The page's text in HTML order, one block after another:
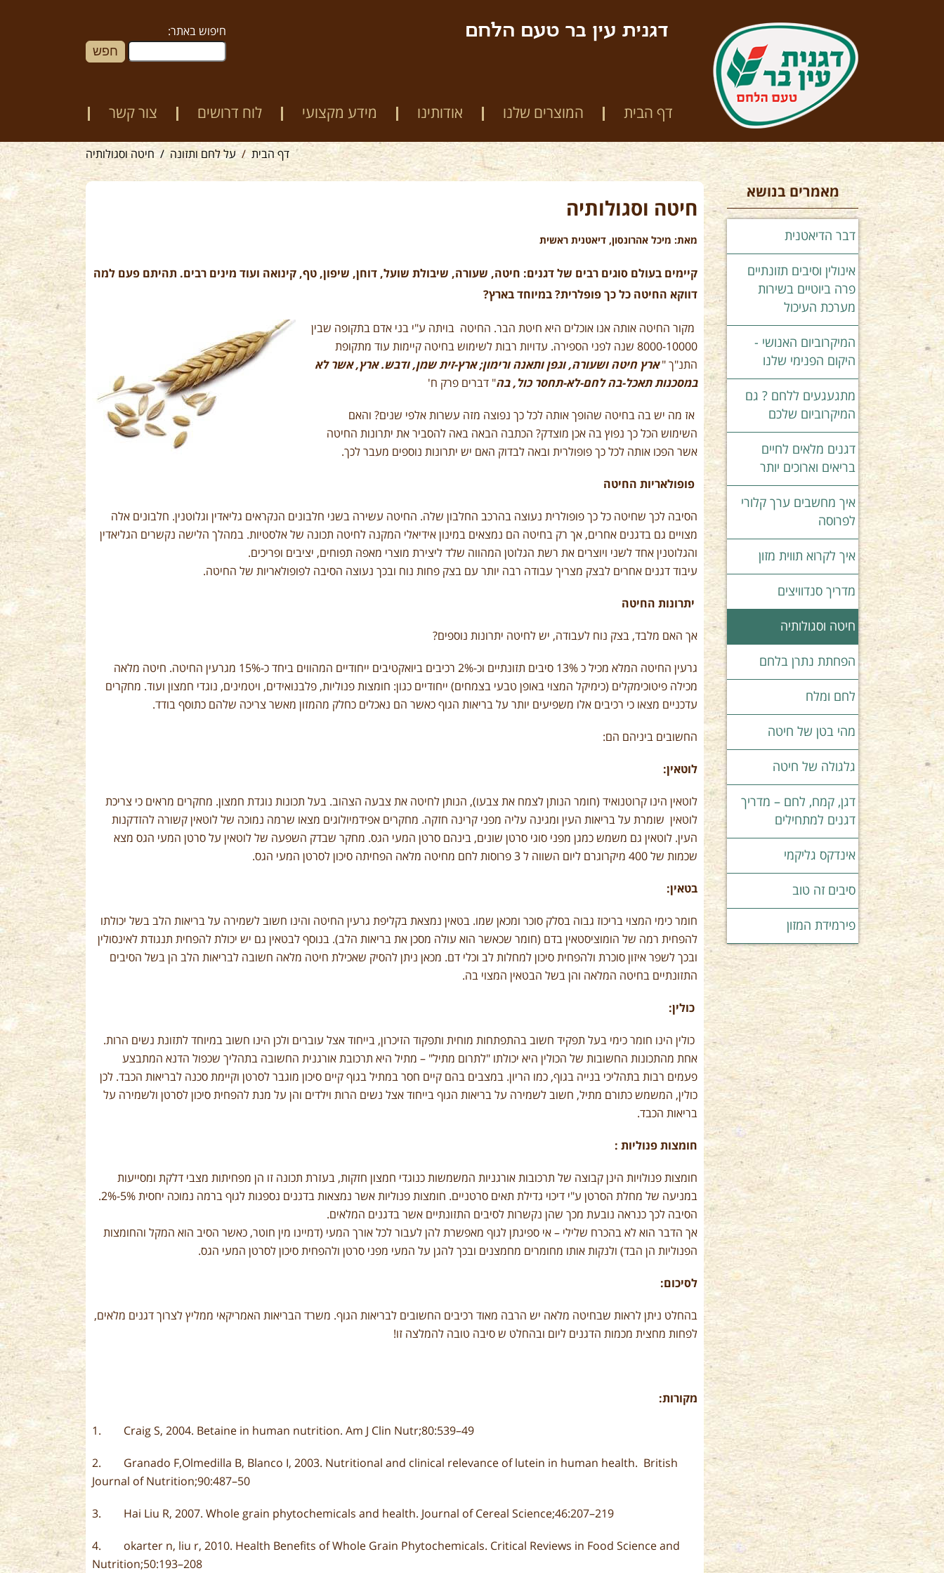
דגנית עין בר טעם הלחם חיפוש באתר:
דף הבית המוצרים שלנו אודותינו מידע מקצועי לוח דרושים צור קשר
דף הבית על לחם ותזונה חיטה וסגולותיה
מאמרים בנושא
דבר הדיאטנית
אינולין וסיבים תזונתיים
פרה ביוטיים בשירות
מערכת העיכול
המיקרוביום האנושי -
היקום הפנימי שלנו
מתגעגעים ללחם ? גם
המיקרוביום שלכם
דגנים מלאים לחיים
בריאים וארוכים יותר
איך מחשבים ערך קלורי
לפרוסה
איך לקרוא תווית מזון
מדריך סנדוויצים
חיטה וסגולותיה
הפחתת נתרן בלחם
לחם ומלח
מהי בטן של חיטה
גלגולה של חיטה
דגן, קמח, לחם – מדריך
דגנים למתחילים
אינדקס גליקמי
סיבים זה טוב
פירמידת המזון
חיטה וסגולותיה
מאת: מיכל אהרונסון, דיאטנית ראשית
קיימים בעולם סוגים רבים של דגנים: חיטה, שעורה, שיבולת שועל, דוחן, שיפון, טף, קינואה ועוד מינים רבים. תהיתם פעם למה
דווקא החיטה כל כך פופלרית? במיוחד בארץ?
מקור החיטה אותה אנו אוכלים היא חיטת הבר. החיטה בויתה ע"י בני אדם בתקופה שבין
8000-10000 שנה לפני הספירה. עדויות רבות לשימוש בחיטה קיימות עוד מתקופת
התנ"ך "ארץ חיטה ושעורה, וגפן ותאנה ורימון; ארץ-זית שמן, ודבש. ארץ, אשר לא
במסכנות תאכל-בה לחם-לא-תחסר כול, בה" דברים פרק ח'
אז מה יש בה בחיטה שהופך אותה לכל כך נפוצה מזה עשרות אלפי שנים? והאם
השימוש הכל כך נפוץ בה אכן מוצדק? הכתבה הבאה באה להסביר את יתרונות החיטה
אשר הפכו אותה לכל כך פופולרית ובאה לבדוק האם יש יתרונות נוספים מעבר לכך.
פופולאריות החיטה
הסיבה לכך שחיטה כל כך פופולרית נעוצה בהרכב החלבון שלה. החיטה עשירה בשני חלבונים הנקראים גליאדין וגלוטנין. חלבונים אלה
מצויים גם בדגנים אחרים, אך רק בחיטה הם נמצאים במינון אידיאלי המקנה לחיטה תכונה של אלסטיות. במהלך הלישה נקשרים הגליאדין
והגלוטנין אחד לשני ויוצרים את רשת הגלוטן המהווה שלד ליצירת מוצרי מאפה תפוחים, יציבים ופריכים.
עיבוד דגנים אחרים לבצק מצריך עבודה רבה יותר עם בצק פחות נוח ובכך נעוצה הסיבה לפופולאריות של החיטה.
יתרונות החיטה
אך האם מלבד, בצק נוח לעבודה, יש לחיטה יתרונות נוספים?
גרעין החיטה המלא מכיל כ 13% סיבים תזונתיים וכ-2% רכיבים ביואקטיבים ייחודיים המהווים ביחד כ-15% מגרעין החיטה. חיטה מלאה
מכילה פיטוכימקלים (כימיקל המצוי באופן טבעי בצמחים) ייחודיים כגון: חומצות פנוליות, פלבנואידים, ויטמינים, נוגדי חמצון ועוד. מחקרים
עדכניים מצאו כי רכיבים אלו משפיעים יותר על בריאות הגוף כאשר הם נאכלים כחלק מהמזון מאשר צריכה שלהם כתוסף בודד.
החשובים ביניהם הם:
לוטאין:
לוטאין הינו קרוטנואיד (חומר הנותן לצמח את צבעו), הנותן לחיטה את צבעה הצהוב. בעל תכונות נוגדת חמצון. מחקרים מראים כי צריכת
לוטאין שומרת על בריאות העין ומגינה עליה מפני קרינה חזקה. מחקרים אפידמיולוגים מצאו שרמה נמוכה של לוטאין קשורה להזדקנות
העין. לוטאין גם משמש כמגן מפני סוגי סרטן שונים, בינהם סרטן המעי הגס. מחקר שבדק השפעה של לוטאין על סרטן המעי הגס מצא
שכמות של 400 מיקרוגרם ליום השווה ל 3 פרוסות לחם מחיטה מלאה הפחיתה סיכון לסרטן המעי הגס.
בטאין:
חומר כימי המצוי בריכוז גבוה בסלק סוכר ומכאן שמו. בטאין נמצאת בקליפת גרעין החיטה והינו חשוב לשמירה על בריאות הלב בשל יכולתו
להפחית רמה של הומוציסטאין בדם (חומר שכאשר הוא עולה מסכן את בריאות הלב). בנוסף לבטאין גם יש יכולת להפחית תנגודת לאינסולין
ובכך לשפר איזון סוכרת ולהפחית סיכון למחלות לב וכלי דם. מכאן ניתן להסיק שאכילת חיטה מלאה חשובה לבריאות הלב הן בשל הסיבים
התזונתיים בחיטה המלאה והן בשל הבטאין המצוי בה.
כולין:
כולין הינו חומר כימי בעל תפקיד חשוב בהתפתחות מוחית ותפקוד הזיכרון, בייחוד אצל עוברים ולכן הינו חשוב במיוחד לתזונת נשים הרות.
אחת מהתכונות החשובות של הכולין היא יכולתו "לתרום מתיל" – מתיל היא תרכובת אורגנית החשובה בתהליך שכפול הדנא המתבצע
פעמים רבות בתהליכי בנייה בגוף, כמו הריון. במצבים בהם קיים חסר במתיל בגוף קיים סיכון מוגבר לסרטן וקיימת סכנה לבריאות הכבד. לכן
כולין, המשמש כתורם מתיל, חשוב לשמירה על בריאות הגוף בייחוד אצל נשים הרות וילדים והן על מנת להפחית סיכון לסרטן ולשמירה על
בריאות הכבד.
חומצות פנוליות :
חומצות פנולויות הינן קבוצה של תרכובות אורגניות המשמשות כנוגדי חמצון חזקות, בעזרת תכונה זו הן מפחיתות מצבי דלקת ומסייעות
במניעה של מחלת הסרטן ע"י דיכוי גדילת תאים סרטניים. חומצות פנוליות אשר נמצאות בדגנים נספגות לגוף ברמה נמוכה יחסית 2%-5%
.
הסיבה לכך כנראה נובעת מכך שהן נקשרות לסיבים התזונתיים אשר בדגנים המלאים.
אך הדבר הוא לא בהכרח שלילי – אי ספיגתן לגוף מאפשרת להן לעבור לכל אורך המעי (דמיינו מין חוטר, כאשר הסיב הוא המקל והחומצות
הפנוליות הן הבד) ולנקות אותו מחומרים מחמצנים ובכך להגן על המעי מפני סרטן ולהפחית סיכון לסרטן המעי הגס.
לסיכום:
בהחלט ניתן לראות שבחיטה מלאה יש הרבה מאוד רכיבים החשובים לבריאות הגוף. משרד הבריאות האמריקאי ממליץ לצרוך דגנים מלאים,
לפחות מחצית מכמות הדגנים ליום ובהחלט ש סיבה טובה להמלצה זו!
מקורות:
1. Craig S, 2004. Betaine in human nutrition. Am J Clin Nutr;80:539–49
2. Granado F,Olmedilla B, Blanco I, 2003. Nutritional and clinical relevance of lutein in human health. British
Journal of Nutrition;90:487–50
3. Hai Liu R, 2007. Whole grain phytochemicals and health. Journal of Cereal Science;46:207–219
4. okarter n, liu r, 2010. Health Benefits of Whole Grain Phytochemicals. Critical Reviews in Food Science and
Nutrition;50:193–208